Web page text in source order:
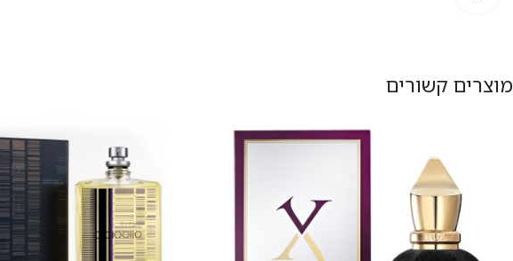
מוצרים קשורים